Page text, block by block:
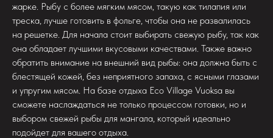
жарке. Рыбу с более мягким мясом, такую как тилапия или
треска, лучше готовить в фольге, чтобы она не развалилась
на решетке. Для начала стоит выбирать свежую рыбу, так как
она обладает лучшими вкусовыми качествами. Также важно
обратить внимание на внешний вид рыбы: она должна быть с
блестящей кожей, без неприятного запаха, с ясными глазами
и упругим мясом. На базе отдыха Eco Village Vuoksa вы
сможете наслаждаться не только процессом готовки, но и
выбором свежей рыбы для мангала, который идеально
подойдет для вашего отдыха.